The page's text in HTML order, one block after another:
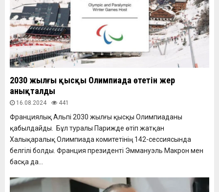
2030 жылғы қысқы Олимпиада өтетін жер
анықталды
16.08.2024 441
Франциялық Альпі 2030 жылғы қысқы Олимпиаданы
қабылдайды. Бұл туралы Парижде өтіп жатқан
Халықаралық Олимпиада комитетінің 142-сессиясында
белгілі болды. Франция президенті Эммануэль Макрон мен
басқа да...